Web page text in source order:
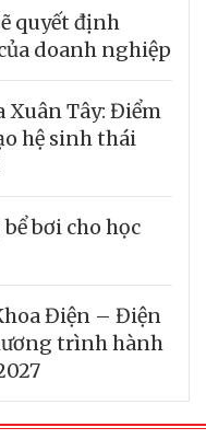
quyết định
doanh nghiệp
Xuân Tây: Điểm
hệ sinh thái
bơi cho học
Điện – Điện
trình hành